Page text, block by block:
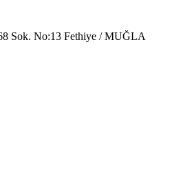
Sok. No:13 Fethiye / MUĞLA